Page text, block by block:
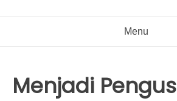
Menu
Menjadi